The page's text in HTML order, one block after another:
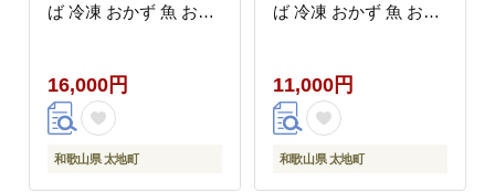
ば 冷凍 おかず 魚 お魚
供 ふっくら やわらか
美味しい 焼き魚
【nss501B】
16,000円
和歌山県 太地町
ば 冷凍 おかず 魚 お魚
供 ふっくら やわらか
美味しい 焼き魚
【nss507B】
11,000円
和歌山県 太地町